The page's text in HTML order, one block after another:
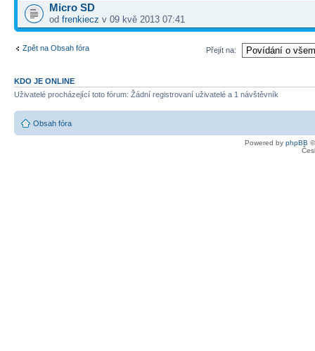
Micro SD
od frenkiecz v 09 kvě 2013 07:41
Zpět na Obsah fóra Přejít na:
KDO JE ONLINE
Uživatelé procházející toto fórum: Žádní registrovaní uživatelé a 1 návštěvník
Obsah fóra
Powered by phpBB